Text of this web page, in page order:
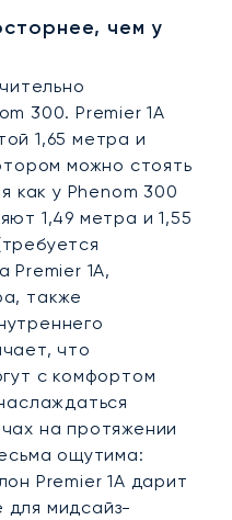
чем у
300. Premier 1A
1,65 метра и
можно стоять
как у Phenom 300
1,49 метра и 1,55
Premier 1A,
также
что
с комфортом
на протяжении
ощутима:
Premier 1A дарит
мидсайз-